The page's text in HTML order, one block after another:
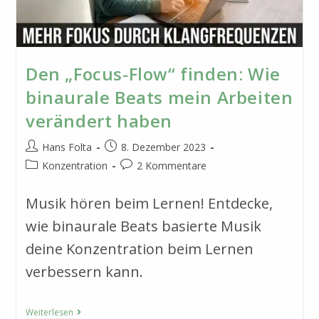
Den „Focus-Flow“ finden: Wie
binaurale Beats mein Arbeiten
verändert haben
Beitrags-
Autor:
Hans Folta
Beitrag
veröffentlicht:
8. Dezember 2023
Beitrags-
Konzentration
Beitrags-
2 Kommentare
Musik hören beim Lernen! Entdecke,
wie binaurale Beats basierte Musik
deine Konzentration beim Lernen
verbessern kann.
WeiterlesenDen